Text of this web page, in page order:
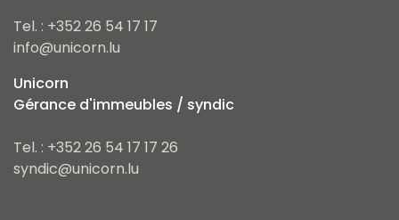
Tel. : +352 26 54 17 17
info@unicorn.lu
Unicorn
Gérance d'immeubles / syndic
Tel. : +352 26 54 17 17 26
syndic@unicorn.lu